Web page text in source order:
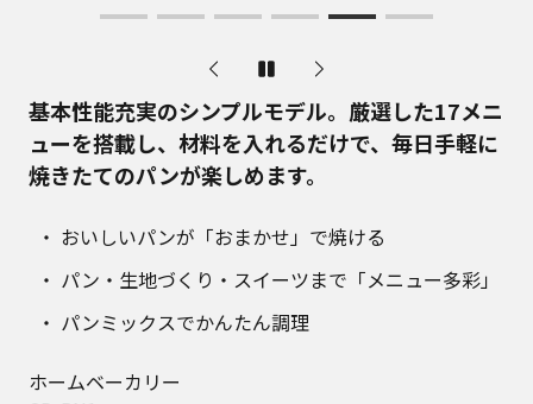
基本性能充実のシンプルモデル。厳選した17メニ
ューを搭載し、材料を入れるだけで、毎日手軽に
焼きたてのパンが楽しめます。​
おいしいパンが「おまかせ」で焼ける
パン・生地づくり・スイーツまで「メニュー多彩」
パンミックスでかんたん調理
ホームベーカリー